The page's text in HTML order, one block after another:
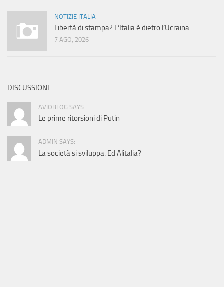
NOTIZIE ITALIA
Libertà di stampa? L’Italia è dietro l’Ucraina
7 AGO, 2026
DISCUSSIONI
AVIOBLOG SAYS:
Le prime ritorsioni di Putin
ADMIN SAYS:
La società si sviluppa. Ed Alitalia?